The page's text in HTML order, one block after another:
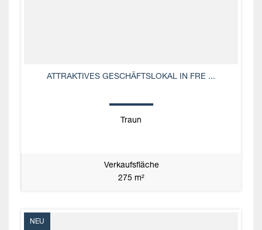
ATTRAKTIVES GESCHÄFTSLOKAL IN FRE ...
Traun
Verkaufsfläche
275 m²
NEU